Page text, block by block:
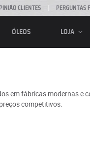
CLIENTES PERGUNTAS
ÓLEOS LOJA
em fábricas modernas e
competitivos.